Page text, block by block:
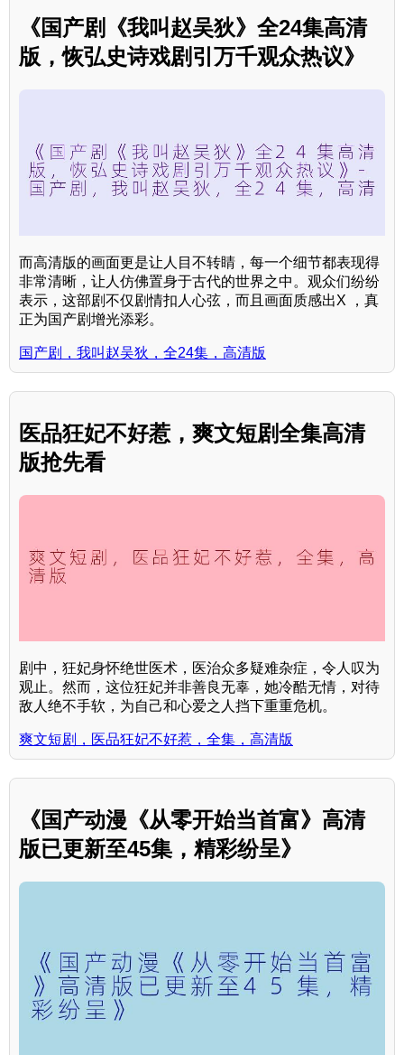
《国产剧《我叫赵吴狄》全24集高清
版，恢弘史诗戏剧引万千观众热议》
而高清版的画面更是让人目不转睛，每一个细节都表现得
非常清晰，让人仿佛置身于古代的世界之中。观众们纷纷
表示，这部剧不仅剧情扣人心弦，而且画面质感出X ，真
正为国产剧增光添彩。
国产剧，我叫赵吴狄，全24集，高清版
医品狂妃不好惹，爽文短剧全集高清
版抢先看
剧中，狂妃身怀绝世医术，医治众多疑难杂症，令人叹为
观止。然而，这位狂妃并非善良无辜，她冷酷无情，对待
敌人绝不手软，为自己和心爱之人挡下重重危机。
爽文短剧，医品狂妃不好惹，全集，高清版
《国产动漫《从零开始当首富》高清
版已更新至45集，精彩纷呈》